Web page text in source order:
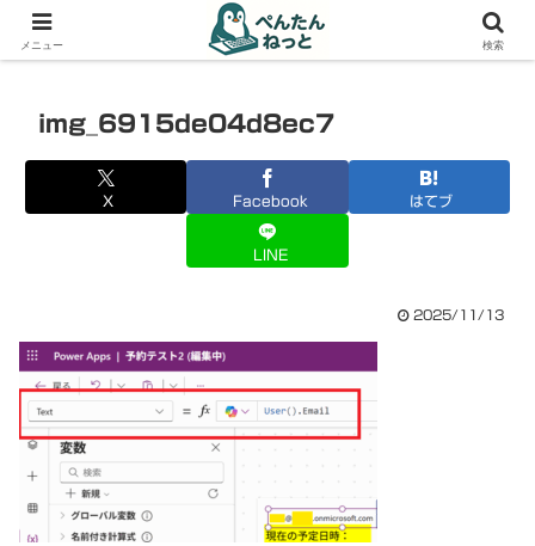
PCやガジェットの備忘録
img_6915de04d8ec7
X Facebook はてブ
LINE
2025/11/13
メニュー 検索